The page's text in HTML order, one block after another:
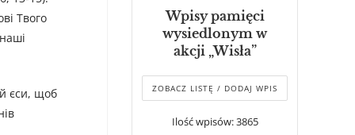
Твого
єси, щоб
Декрет єпископів
Перемисько-Варшавської
Митрополії стосовно
звершування Божественної
літургії
Wpisy pamięci
wysiedlonym w
akcji „Wisła”
ZOBACZ LISTĘ / DODAJ WPIS
Ilość wpisów: 3865